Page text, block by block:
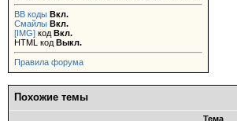
BB коды Вкл.
Смайлы Вкл.
[IMG] код Вкл.
HTML код Выкл.
Правила форума
Похожие темы
Тема